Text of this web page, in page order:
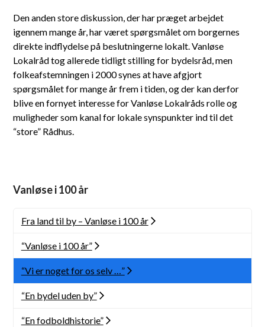
Den anden store diskussion, der har præget arbejdet
igennem mange år, har været spørgsmålet om borgernes
direkte indflydelse på beslutningerne lokalt. Vanløse
Lokalråd tog allerede tidligt stilling for bydelsråd, men
folkeafstemningen i 2000 synes at have afgjort
spørgsmålet for mange år frem i tiden, og der kan derfor
blive en fornyet interesse for Vanløse Lokalråds rolle og
muligheder som kanal for lokale synspunkter ind til det
“store” Rådhus.
Vanløse i 100 år
Fra land til by – Vanløse i 100 år
“Vanløse i 100 år”
“Vi er noget for os selv …”
“En bydel uden by”
“En fodboldhistorie”